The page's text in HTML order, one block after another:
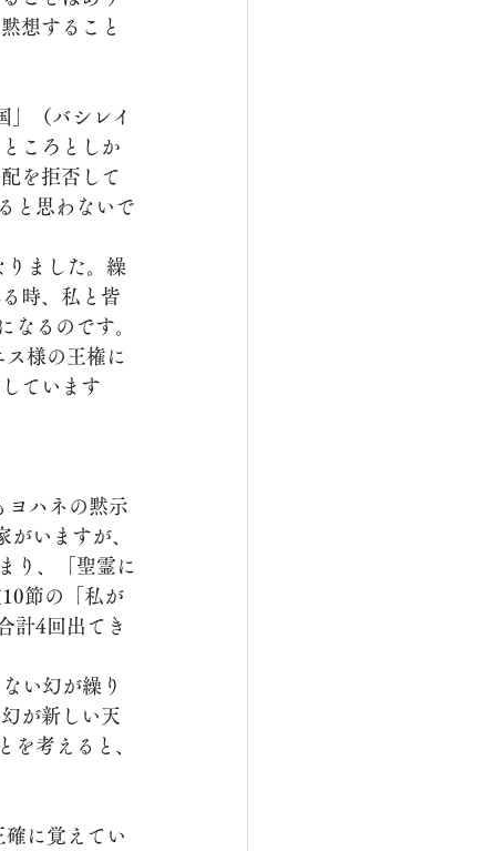
想すること
ころとしか
を拒否して
と思わないで
時、私と皆
なるのです。
ています
いますが、
り、「聖霊に
節の「私が
計4回出てき
が新しい天
を考えると、